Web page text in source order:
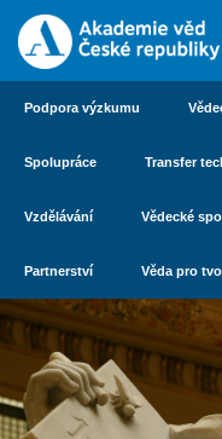
Podpora výzkumu
Spolupráce Transfer
Vzdělávání Vědecké
Partnerství Věda pro